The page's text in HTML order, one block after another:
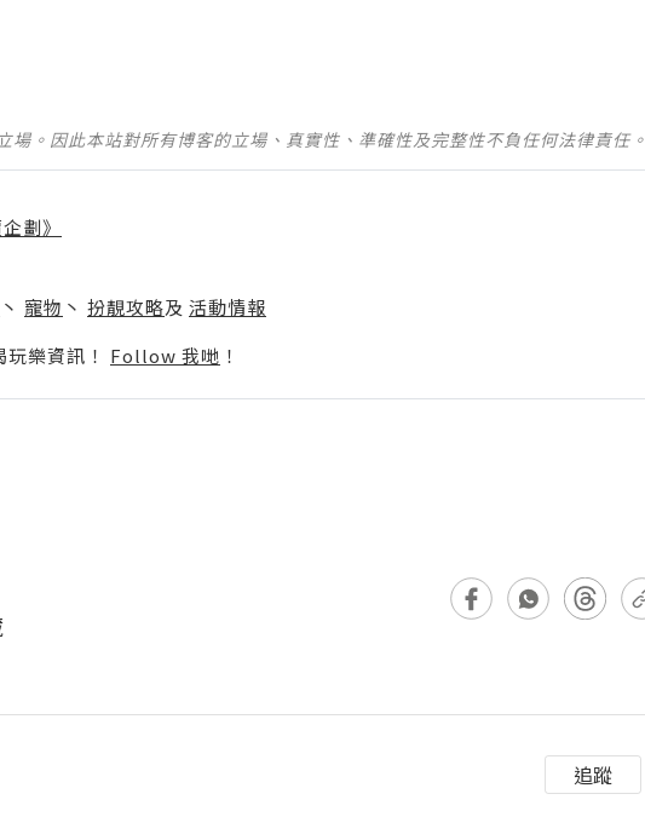
。因此本站對所有博客的立場、真實性、準確性及完整性不負任何法律責任。
劃》
丶 寵物 丶 扮靚攻略及 活動情報
樂資訊！ Follow 我哋 ！
追蹤